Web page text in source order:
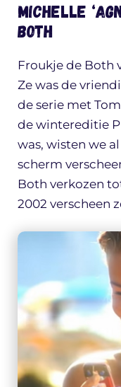
Michelle
Both
Froukje de Both
Ze was de
de serie met
de wintereditie
was, wisten we
scherm
Both verkozen
2002 verscheen